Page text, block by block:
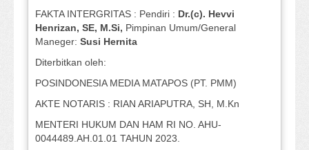
FAKTA INTERGRITAS : Pendiri : Dr.(c). Hevvi
Henrizan, SE, M.Si, Pimpinan Umum/General
Maneger: Susi Hernita
Diterbitkan oleh:
POSINDONESIA MEDIA MATAPOS (PT. PMM)
AKTE NOTARIS : RIAN ARIAPUTRA, SH, M.Kn
MENTERI HUKUM DAN HAM RI NO. AHU-
0044489.AH.01.01 TAHUN 2023.